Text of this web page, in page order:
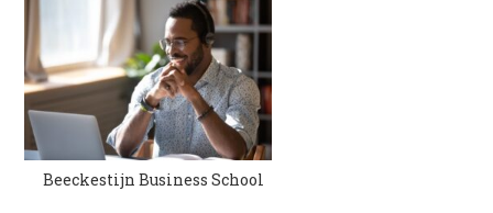
Beeckestijn Business School